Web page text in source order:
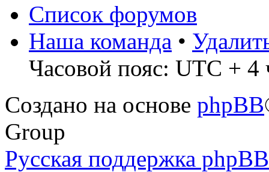
Список форумов
Наша команда •
Часовой пояс: UTC + 4
Создано на основе phpBB
Group
Русская поддержка phpBB